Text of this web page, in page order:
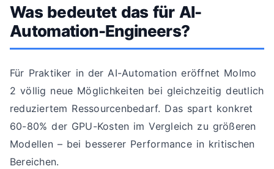
Was bedeutet das für AI-
Automation-Engineers?
Für Praktiker in der AI-Automation eröffnet Molmo
2 völlig neue Möglichkeiten bei gleichzeitig deutlich
reduziertem Ressourcenbedarf. Das spart konkret
60-80% der GPU-Kosten im Vergleich zu größeren
Modellen – bei besserer Performance in kritischen
Bereichen.